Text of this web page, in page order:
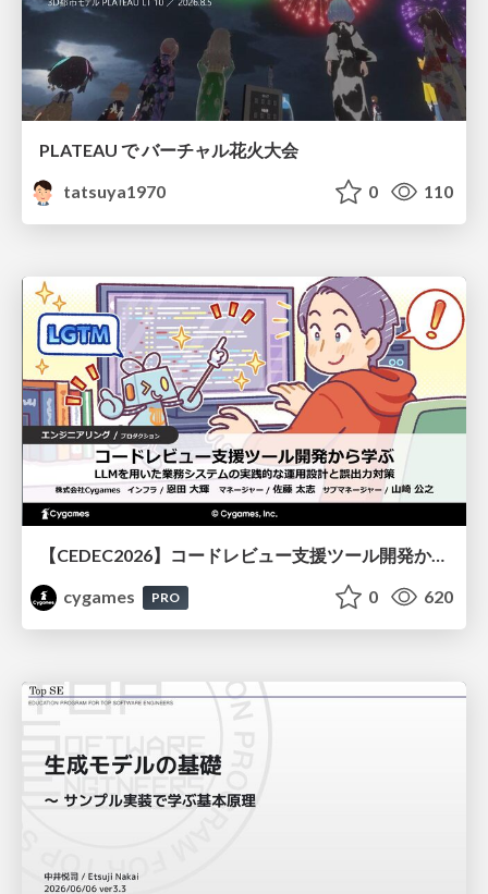
PLATEAU で バーチャル花火大会
tatsuya1970
0 110
【CEDEC2026】コードレビュー支援ツール開発から学ぶ：LLMを用いた業務システムの実践的な運用設計と誤出力対策
cygames
PRO 0 620